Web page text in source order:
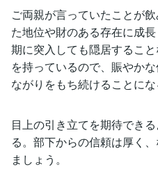
ご両親が言っていたことが
た地位や財のある存在に成
期に突入しても隠居するこ
を持っているので、賑やか
ながりをもち続けることにな
目上の引き立てを期待でき
る。部下からの信頼は厚く
ましょう。